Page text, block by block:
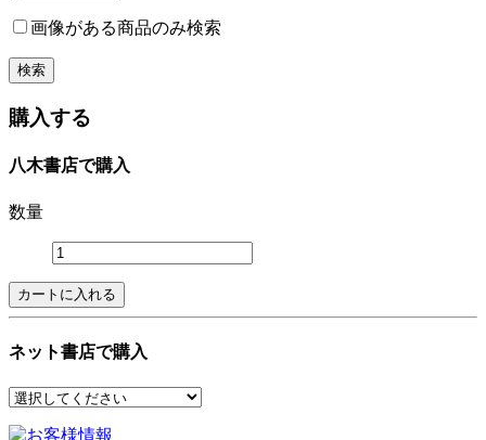
画像がある商品のみ検索
購入する
八木書店で購入
数量
ネット書店で購入